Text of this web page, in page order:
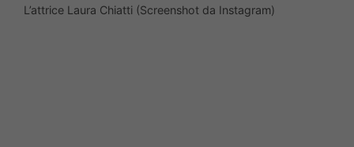
L’attrice Laura Chiatti (Screenshot da Instagram)